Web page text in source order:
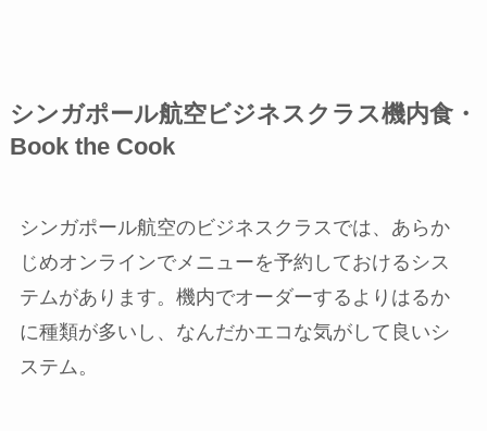
シンガポール航空ビジネスクラス機内食・
Book the Cook
シンガポール航空のビジネスクラスでは、あらか
じめオンラインでメニューを予約しておけるシス
テムがあります。機内でオーダーするよりはるか
に種類が多いし、なんだかエコな気がして良いシ
ステム。